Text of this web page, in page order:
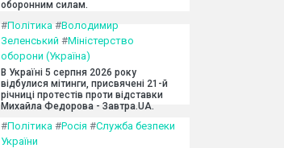
оборонним силам.
#Політика #Володимир
Зеленський #Міністерство
оборони (Україна)
В Україні 5 серпня 2026 року
відбулися мітинги, присвячені 21-й
річниці протестів проти відставки
Михайла Федорова - Завтра.UA.
#Політика #Росія #Служба безпеки
України